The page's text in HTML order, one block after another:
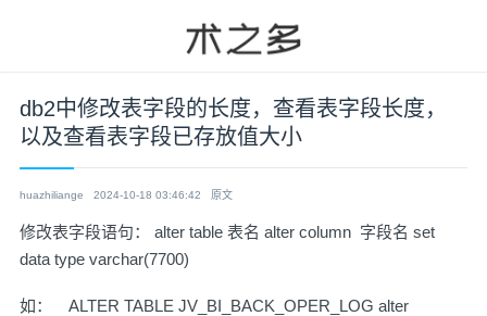
db2中修改表字段的长度，查看表字段长度，
以及查看表字段已存放值大小
huazhiliange 2024-10-18 03:46:42 原文
修改表字段语句： alter table 表名 alter column 字段名 set
data type varchar(7700)
如： ALTER TABLE JV_BI_BACK_OPER_LOG alter